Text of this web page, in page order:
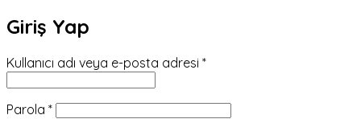
Giriş Yap
Kullanıcı adı veya e-posta adresi *Gerekli
Parola *Gerekli